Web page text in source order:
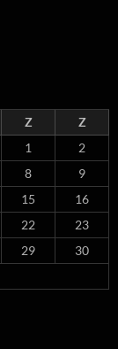
Z
Z
1
2
8
9
15
16
22
23
29
30